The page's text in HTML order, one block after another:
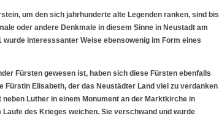
um den sich jahrhunderte alte Legenden ranken, sind bis
oder andere Denkmale in diesem Sinne in Neustadt am
interesssanter Weise ebensowenig im Form eines
Fürsten gewesen ist, haben sich diese Fürsten ebenfalls
Elisabeth, der das Neustädter Land viel zu verdanken
Luther in einem Monument an der Marktkirche in
des Krieges weichen. Sie verschwand und wurde